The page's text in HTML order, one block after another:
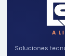
A
Soluciones